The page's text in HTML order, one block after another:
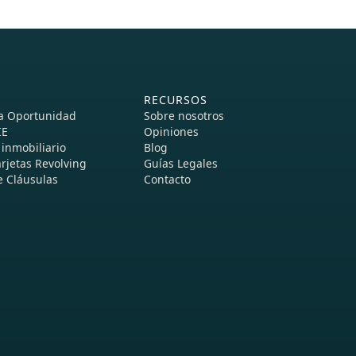
Oportunidad
inmobiliario
Revolving
Cláusulas
RECURSOS
Sobre nosotros
Opiniones
Blog
Guías Legales
Contacto